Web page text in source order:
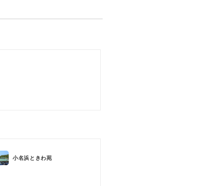
小名浜ときわ苑